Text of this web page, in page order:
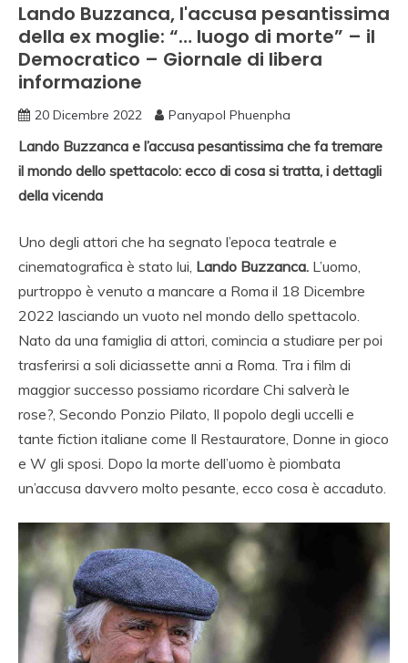
Lando Buzzanca, l'accusa pesantissima
della ex moglie: “… luogo di morte” – il
Democratico – Giornale di libera
informazione
20 Dicembre 2022 Panyapol Phuenpha
Lando Buzzanca e l’accusa pesantissima che fa tremare
il mondo dello spettacolo: ecco di cosa si tratta, i dettagli
della vicenda
Uno degli attori che ha segnato l’epoca teatrale e
cinematografica è stato lui, Lando Buzzanca. L’uomo,
purtroppo è venuto a mancare a Roma il 18 Dicembre
2022 lasciando un vuoto nel mondo dello spettacolo.
Nato da una famiglia di attori, comincia a studiare per poi
trasferirsi a soli diciassette anni a Roma. Tra i film di
maggior successo possiamo ricordare Chi salverà le
rose?, Secondo Ponzio Pilato, Il popolo degli uccelli e
tante fiction italiane come Il Restauratore, Donne in gioco
e W gli sposi. Dopo la morte dell’uomo è piombata
un’accusa davvero molto pesante, ecco cosa è accaduto.